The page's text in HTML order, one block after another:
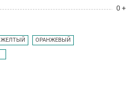
0 +
ЖЕЛТЫЙ ОРАНЖЕВЫЙ